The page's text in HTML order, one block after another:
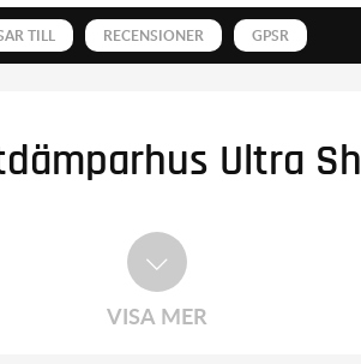
TILL RECENSIONER GPSR
Ultra
VISA MER